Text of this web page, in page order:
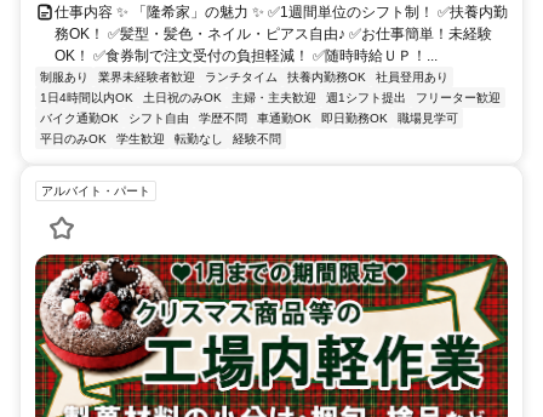
仕事内容 ✨ 「隆希家」の魅力 ✨ ✅1週間単位のシフト制！ ✅扶養内勤
務OK！ ✅髪型・髪色・ネイル・ピアス自由♪ ✅お仕事簡単！未経験
OK！ ✅食券制で注文受付の負担軽減！ ✅随時時給ＵＰ！...
制服あり 業界未経験者歓迎 ランチタイム 扶養内勤務OK
社員登用あり
1日4時間以内OK
土日祝のみOK 主婦・主夫歓迎 週1シフト提出
フリーター歓迎
バイク通勤OK
シフト自由 学歴不問 車通勤OK 即日勤務OK
職場見学可
平日のみOK
学生歓迎 転勤なし 経験不問
アルバイト・パート